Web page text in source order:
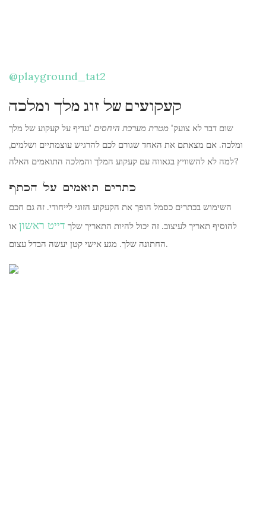
@playground_tat2
קעקועים של זוג מלך ומלכה
שום דבר לא צועק' מטרת מערכת היחסים 'עדיף על קעקוע של מלך
ומלכה. אם מצאתם את האחד שגורם לכם להרגיש עוצמתיים ושלמים,
למה לא להשוויץ בגאווה עם קעקוע המלך והמלכה התואמים האלה?
כתרים תואמים על הכתף
השימוש בכתרים כסמל הופך את הקעקוע הזוגי לייחודי. זה גם חכם
להוסיף תאריך לעיצוב. זה יכול להיות התאריך שלך דייט ראשון או
החתונה שלך. מגע אישי קטן יעשה הבדל עצום.